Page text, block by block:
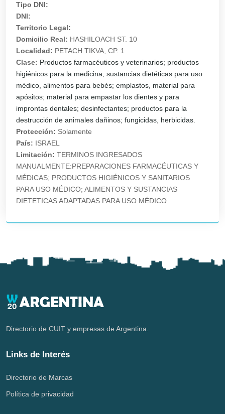
Tipo DNI:
DNI:
Territorio Legal:
Domicilio Real: HASHILOACH ST. 10
Localidad: PETACH TIKVA, CP. 1
Clase: Productos farmacéuticos y veterinarios; productos
higiénicos para la medicina; sustancias dietéticas para uso
médico, alimentos para bebés; emplastos, material para
apósitos; material para empastar los dientes y para
improntas dentales; desinfectantes; productos para la
destrucción de animales dañinos; fungicidas, herbicidas.
Protección: Solamente
País: ISRAEL
Limitación: TERMINOS INGRESADOS
MANUALMENTE:PREPARACIONES FARMACÉUTICAS Y
MÉDICAS; PRODUCTOS HIGIÉNICOS Y SANITARIOS
PARA USO MÉDICO; ALIMENTOS Y SUSTANCIAS
DIETETICAS ADAPTADAS PARA USO MÉDICO
Directorio de CUIT y empresas de Argentina.
Links de Interés
Directorio de Marcas
Política de privacidad